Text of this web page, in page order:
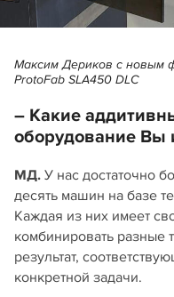
Максим Дериков с новым
ProtoFab SLA450 DLC
– Какие
оборудование Вы
МД. У нас достаточно
десять машин на базе
Каждая из них имеет
комбинировать разные
результат,
конкретной задачи.